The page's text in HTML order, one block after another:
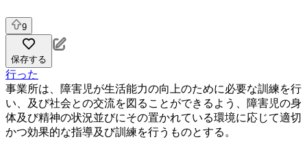
9
保存する
行った
事業所は、障害児が生活能力の向上のために必要な訓練を行
い、及び社会との交流を図ることができるよう、障害児の身
体及び精神の状況並びにその置かれている環境に応じて適切
かつ効果的な指導及び訓練を行うものとする。